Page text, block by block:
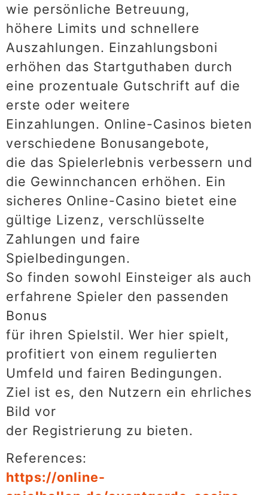
wie persönliche Betreuung,
höhere Limits und schnellere
Auszahlungen. Einzahlungsboni
erhöhen das Startguthaben durch
eine prozentuale Gutschrift auf die
erste oder weitere
Einzahlungen. Online-Casinos bieten
verschiedene Bonusangebote,
die das Spielerlebnis verbessern und
die Gewinnchancen erhöhen. Ein
sicheres Online-Casino bietet eine
gültige Lizenz, verschlüsselte
Zahlungen und faire
Spielbedingungen.
So finden sowohl Einsteiger als auch
erfahrene Spieler den passenden
Bonus
für ihren Spielstil. Wer hier spielt,
profitiert von einem regulierten
Umfeld und fairen Bedingungen.
Ziel ist es, den Nutzern ein ehrliches
Bild vor
der Registrierung zu bieten.
References:
https://online-